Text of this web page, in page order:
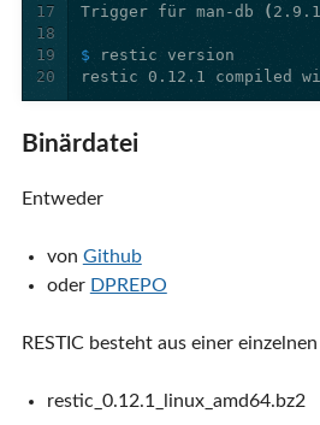
17
18
19
20
Trigger für man-db
(
$
Binärdatei
Entweder
von Github
oder DPREPO
RESTIC besteht aus einer
restic_0.12.1_linux_amd64.bz2